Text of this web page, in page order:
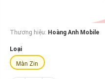
Thương hiệu: Hoàng Anh Mobile
Loại
Màn Zin